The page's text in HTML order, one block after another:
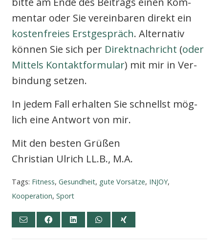
men­tar oder Sie ver­ein­ba­ren direkt ein
kos­ten­frei­es Erst­ge­spräch. Alter­na­tiv
kön­nen Sie sich per Direkt­nach­richt (oder
Mit­tels Kon­takt­for­mu­lar) mit mir in Ver­
bin­dung set­zen.
In jedem Fall erhal­ten Sie schnellst mög­
lich eine Ant­wort von mir.
Mit den bes­ten Grü­ßen
Chris­ti­an Ulrich LL.B., M.A.
Tags: Fitness, Gesundheit, gute Vorsätze, INJOY,
Kooperation, Sport